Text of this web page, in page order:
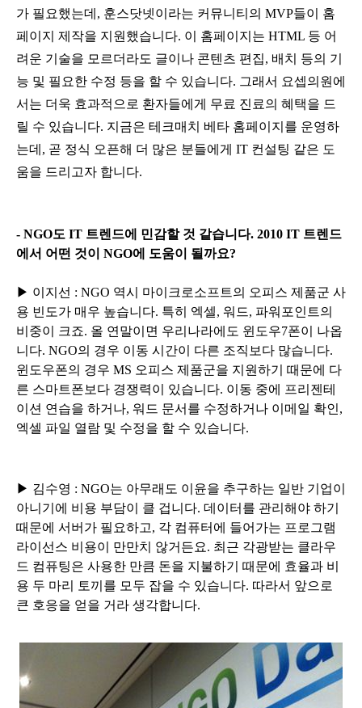
가 필요했는데, 훈스닷넷이라는 커뮤니티의 MVP들이 홈
페이지 제작을 지원했습니다. 이 홈페이지는 HTML 등 어
려운 기술을 모르더라도 글이나 콘텐츠 편집, 배치 등의 기
능 및 필요한 수정 등을 할 수 있습니다. 그래서 요셉의원에
서는 더욱 효과적으로 환자들에게 무료 진료의 혜택을 드
릴 수 있습니다. 지금은 테크매치 베타 홈페이지를 운영하
는데, 곧 정식 오픈해 더 많은 분들에게 IT 컨설팅 같은 도
움을 드리고자 합니다.
- NGO도 IT 트렌드에 민감할 것 같습니다. 2010 IT 트렌드
에서 어떤 것이 NGO에 도움이 될까요?
▶ 이지선 : NGO 역시 마이크로소프트의 오피스 제품군 사
용 빈도가 매우 높습니다. 특히 엑셀, 워드, 파워포인트의
비중이 크죠. 올 연말이면 우리나라에도 윈도우7폰이 나옵
니다. NGO의 경우 이동 시간이 다른 조직보다 많습니다.
윈도우폰의 경우 MS 오피스 제품군을 지원하기 때문에 다
른 스마트폰보다 경쟁력이 있습니다. 이동 중에 프리젠테
이션 연습을 하거나, 워드 문서를 수정하거나 이메일 확인,
엑셀 파일 열람 및 수정을 할 수 있습니다.
▶ 김수영 : NGO는 아무래도 이윤을 추구하는 일반 기업이
아니기에 비용 부담이 클 겁니다. 데이터를 관리해야 하기
때문에 서버가 필요하고, 각 컴퓨터에 들어가는 프로그램
라이선스 비용이 만만치 않거든요. 최근 각광받는 클라우
드 컴퓨팅은 사용한 만큼 돈을 지불하기 때문에 효율과 비
용 두 마리 토끼를 모두 잡을 수 있습니다. 따라서 앞으로
큰 호응을 얻을 거라 생각합니다.